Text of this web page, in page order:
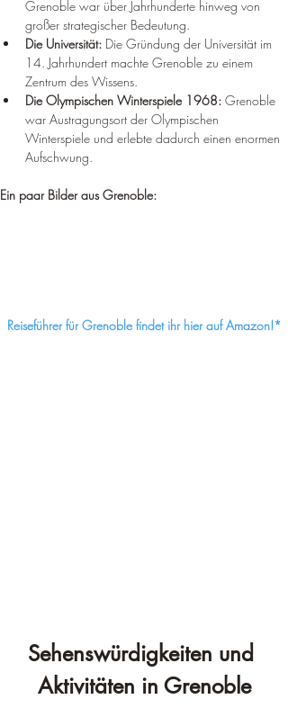
Grenoble war über Jahrhunderte hinweg von
großer strategischer Bedeutung.
Die Universität: Die Gründung der Universität im
14. Jahrhundert machte Grenoble zu einem
Zentrum des Wissens.
Die Olympischen Winterspiele 1968: Grenoble
war Austragungsort der Olympischen
Winterspiele und erlebte dadurch einen enormen
Aufschwung.
Ein paar Bilder aus Grenoble:
Reiseführer für Grenoble findet ihr hier auf Amazon!*
Sehenswürdigkeiten und
Aktivitäten in Grenoble